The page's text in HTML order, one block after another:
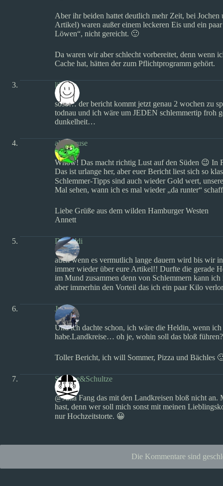
Aber ihr beiden hattet deutlich mehr Zeit, bei
Artikel) waren außer einem leckeren Eis und ein
Löwen“, nicht gereicht. 🙂
Da waren wir aber schlecht vorbereitet, denn wenn
Cache hat, hätten der zum Pflichtprogramm gehört.
lillsche
soso… der bericht kommt jetzt genau 2 wochen zu
todnau und ich wäre um JEDEN schlemmertip froh
dunkelheit…
alligateuse
Whow! Das macht richtig Lust auf den Süden 😉 In
Das ist urlange her, aber euer Bericht liest sich so
Schlemmer-Tipps sind auch wieder Gold wert,
Mal sehen, wann ich es mal wieder „da runter“
Liebe Grüße aus dem wilden Hamburger Westen
Annett
D-Buddi
auch wenn es vermutlich lange dauern wird bis wir
immer wieder über eure Artikel!! Durfte die gerade
im Mund zusammen denn von Schlemmern kann
aber immerhin den Vorteil das ich ein paar Kilo
Jutta
Und ich dachte schon, ich wäre die Heldin, wenn
habe.Landkreise… oh je, wohin soll das bloß führen?
Toller Bericht, ich will Sommer, Pizza und Bächles
Schulze&Schultze
@Jutta Fang das mit den Landkreisen bloß nicht
hast, denn wer soll mich sonst mit meinen
nur Hochzeitstorte. 😀
Die Kommentare sind